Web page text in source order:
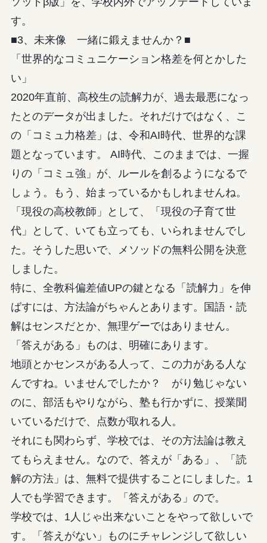
す。
■3、未来像 一緒に鍛えませんか？■
「世界的なコミュニケーション格差を何とかした
い」
2020年直前、高校生の読解力が、過去最悪になっ
たとのデータが出ました。それだけではなく、こ
の「コミュ力格差」は、令和AI時代、世界的な課
題となっています。 AI時代、このままでは、一握
りの「コミュ強」が、ルールを創るようになるで
しょう。もう、始まっているかもしれませんね。
「現役の高校教師」として、「現役の子育て世
代」として、いても立っても、いられませんでし
た。そうした思いで、メソッドの無料公開を決意
しました。
特に、全教科偏差値UPの鍵となる「読解力」を伸
ばすには、方法論がちゃんとあります。国語・読
解はセンスだとか、無理ゲーではありません。
「答えがある」ものは、明確にあります。
地頭とかセンスがある人って、この力がある人な
んですね。いませんでしたか？ がり勉じゃない
のに、部活もやりながら、塾も行かずに、授業聞
いているだけで、点数が取れる人。
それにも関わらず、学校では、その方法論は教え
てもらえません。なので、答えが「ある」、「読
解の方法」は、無料で提供することにしました。1
人でも学習できます。「答えがある」ので。
学校では、1人じゃ出来ないことをやって欲しいで
す。「答えがない」ものにチャレンジして欲しい